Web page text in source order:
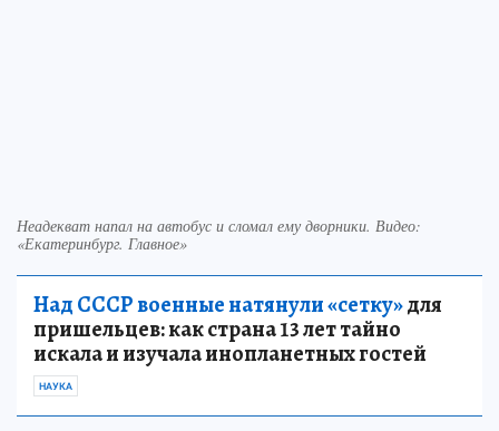
Неадекват напал на автобус и сломал ему дворники. Видео:
«Екатеринбург. Главное»
Над СССР военные натянули «сетку»для
пришельцев: как страна 13 лет тайно
искала и изучала инопланетных гостей
НАУКА